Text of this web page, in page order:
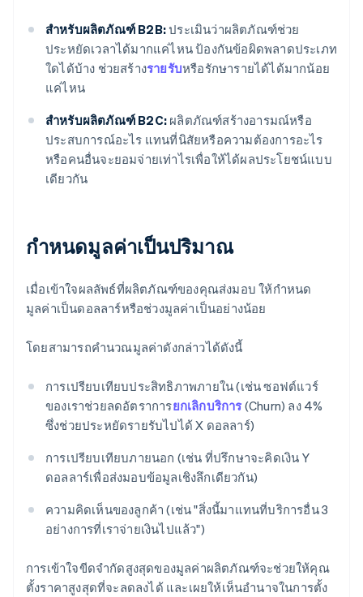
สำหรับผลิตภัณฑ์ B2B:ประเมินว่าผลิตภัณฑ์ช่วย
ประหยัดเวลาได้มากแค่ไหน ป้องกันข้อผิดพลาดประเภท
ใดได้บ้าง ช่วยสร้างรายรับหรือรักษารายได้ได้มากน้อย
แค่ไหน
สำหรับผลิตภัณฑ์ B2C: ผลิตภัณฑ์สร้างอารมณ์หรือ
ประสบการณ์อะไร แทนที่นิสัยหรือความต้องการอะไร
หรือคนอื่นจะยอมจ่ายเท่าไรเพื่อให้ได้ผลประโยชน์แบบ
เดียวกัน
กำหนดมูลค่าเป็นปริมาณ
เมื่อเข้าใจผลลัพธ์ที่ผลิตภัณฑ์ของคุณส่งมอบ ให้กำหนด
มูลค่าเป็นดอลลาร์หรือช่วงมูลค่าเป็นอย่างน้อย
โดยสามารถคำนวณมูลค่าดังกล่าวได้ดังนี้
การเปรียบเทียบประสิทธิภาพภายใน (เช่น ซอฟต์แวร์
ของเราช่วยลดอัตราการยกเลิกบริการ(Churn) ลง 4%
ซึ่งช่วยประหยัดรายรับไปได้ X ดอลลาร์)
การเปรียบเทียบภายนอก (เช่น ที่ปรึกษาจะคิดเงิน Y
ดอลลาร์เพื่อส่งมอบข้อมูลเชิงลึกเดียวกัน)
ความคิดเห็นของลูกค้า (เช่น "สิ่งนี้มาแทนที่บริการอื่น 3
อย่างการที่เราจ่ายเงินไปแล้ว")
การเข้าใจขีดจำกัดสูงสุดของมูลค่าผลิตภัณฑ์จะช่วยให้คุณ
ตั้งราคาสูงสุดที่จะลดลงได้ และเผยให้เห็นอำนาจในการตั้ง